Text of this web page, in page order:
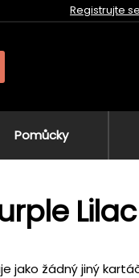
Registrujte se
Pomůcky
Lilac
jako žádný jiný